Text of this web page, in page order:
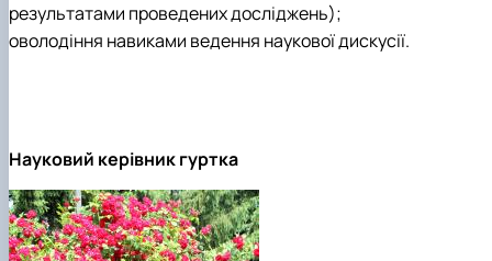
результатами проведених досліджень);
оволодіння навиками ведення наукової дискусії.
Науковий керівник гуртка